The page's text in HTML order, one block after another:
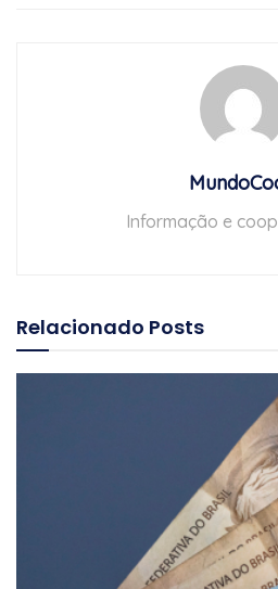
Informação e
Relacionado Posts